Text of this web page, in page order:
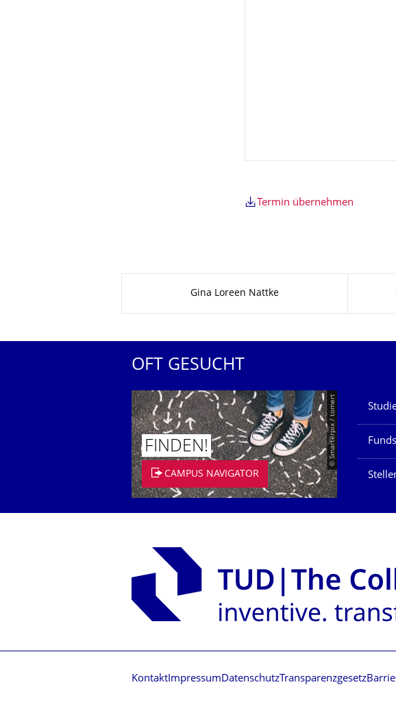
Termin übernehmen
Gina Loreen Nattke
OFT GESUCHT
© Smarterpix / tomert
FINDEN!
CAMPUS NAVIGATOR
Kontakt Impressum DatenschutzTransparenzgesetz